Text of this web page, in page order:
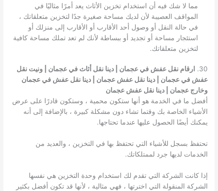
مما لا شك فيه أن استخدام تخزين الأثاث يعد أمرًا مثاليًا في
المواقف العصيبة لأن لديك مساحة صغيرة جدًا لتخزين متعلقاتك ،
في حالة النقل أو وصول أحد الأقارب أو الأقارب إلى منزلك أو
استئجار مساحة أو تجديد أو ببساطة لأنك لم تعد تملك مساحة كافية
لتخزين متعلقاتك.
30.
ارقام نقل عفش في عجمان | دينا نقل أثاث في عجمان | ونيت نقل
عفش في عجمان | دينا نقل عفش عجمان | دينا نقل عفش في عجمان
وخارج عجمان | دينا نقل عفش عجمان
أفضل ما في الخدمة هو أنها ستكون محمية ، وستكون قادرًا على عرض
الأشياء الخاصة بك وقتما تشاء دون مشكلة كبيرة ، بالإضافة إلى أنه
يمكنك أيضًا الحصول عليها عندما تحتاجها.
تحتفظ بسجل للأشياء التي تحتفظ بها في التخزين ، والعديد من
الخدمات لديها جرد لممتلكاتك.
إذا كانت الشركة التي تقدم لك استخدام وحدة التخزين هي نفسها
الشركة المنقولة التي اخترتها ، فهي مثالية ، لأنها قد تكون أفضل بكثير